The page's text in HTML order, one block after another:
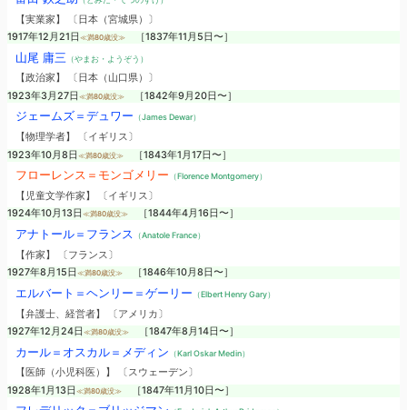
【実業家】 〔日本（宮城県）〕
1917年12月21日 ≪満80歳没≫ ［1837年11月5日〜］
山尾 庸三 （やまお・ようぞう）
【政治家】 〔日本（山口県）〕
1923年3月27日 ≪満80歳没≫ ［1842年9月20日〜］
ジェームズ＝デュワー （James Dewar）
【物理学者】 〔イギリス〕
1923年10月8日 ≪満80歳没≫ ［1843年1月17日〜］
フローレンス＝モンゴメリー （Florence Montgomery）
【児童文学作家】 〔イギリス〕
1924年10月13日 ≪満80歳没≫ ［1844年4月16日〜］
アナトール＝フランス （Anatole France）
【作家】 〔フランス〕
1927年8月15日 ≪満80歳没≫ ［1846年10月8日〜］
エルバート＝ヘンリー＝ゲーリー （Elbert Henry Gary）
【弁護士、経営者】 〔アメリカ〕
1927年12月24日 ≪満80歳没≫ ［1847年8月14日〜］
カール＝オスカル＝メディン （Karl Oskar Medin）
【医師（小児科医）】 〔スウェーデン〕
1928年1月13日 ≪満80歳没≫ ［1847年11月10日〜］